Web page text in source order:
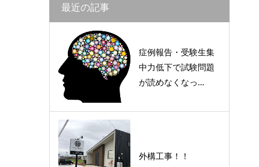
最近の記事
症例報告・受験生集
中力低下で試験問題
が読めなくなっ…
外構工事！！